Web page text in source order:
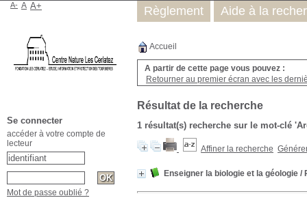
Accueil
A partir de cette page vous pouvez :
Retourner au premier écran avec les
Résultat de la recherche
1 résultat(s) recherche sur le mot-clé
Affiner la recherche
Enseigner la biologie et la géologie /
Règlement Aide à la
A- A A+
Se connecter
accéder à votre compte de
lecteur
Mot de passe oublié ?